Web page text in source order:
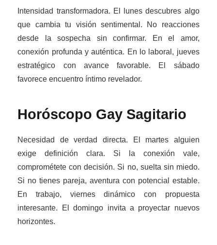
Intensidad transformadora. El lunes descubres algo
que cambia tu visión sentimental. No reacciones
desde la sospecha sin confirmar. En el amor,
conexión profunda y auténtica. En lo laboral, jueves
estratégico con avance favorable. El sábado
favorece encuentro íntimo revelador.
Horóscopo Gay Sagitario
Necesidad de verdad directa. El martes alguien
exige definición clara. Si la conexión vale,
comprométete con decisión. Si no, suelta sin miedo.
Si no tienes pareja, aventura con potencial estable.
En trabajo, viernes dinámico con propuesta
interesante. El domingo invita a proyectar nuevos
horizontes.